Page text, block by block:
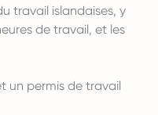
travail islandaises, y
de travail, et les
un permis de travail